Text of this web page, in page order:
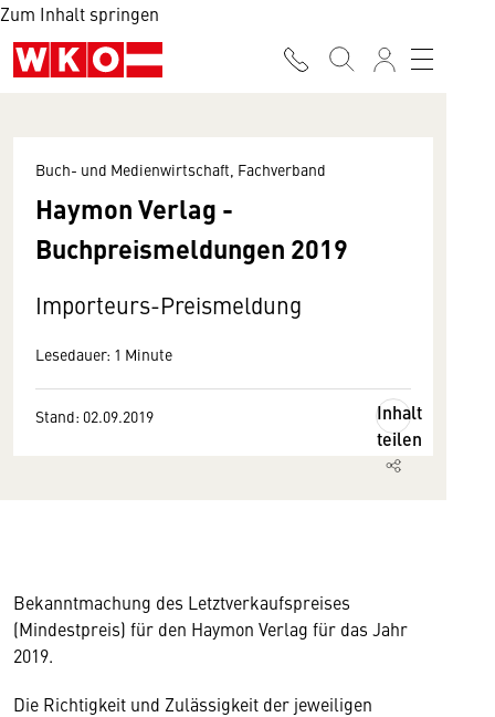
Zum Inhalt springen
Buch- und Medienwirtschaft, Fachverband
Haymon Verlag -
Buchpreismeldungen 2019
Importeurs-Preismeldung
Lesedauer: 1 Minute
Stand: 02.09.2019
Inhalt
teilen
Bekanntmachung des Letztverkaufspreises
(Mindestpreis) für den Haymon Verlag für das Jahr
2019.
Die Richtigkeit und Zulässigkeit der jeweiligen